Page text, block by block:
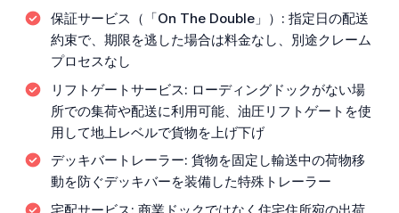
保証サービス（「On The Double」）: 指定日の配送
約束で、期限を逃した場合は料金なし、別途クレーム
プロセスなし
リフトゲートサービス: ローディングドックがない場
所での集荷や配送に利用可能、油圧リフトゲートを使
用して地上レベルで貨物を上げ下げ
デッキバートレーラー: 貨物を固定し輸送中の荷物移
動を防ぐデッキバーを装備した特殊トレーラー